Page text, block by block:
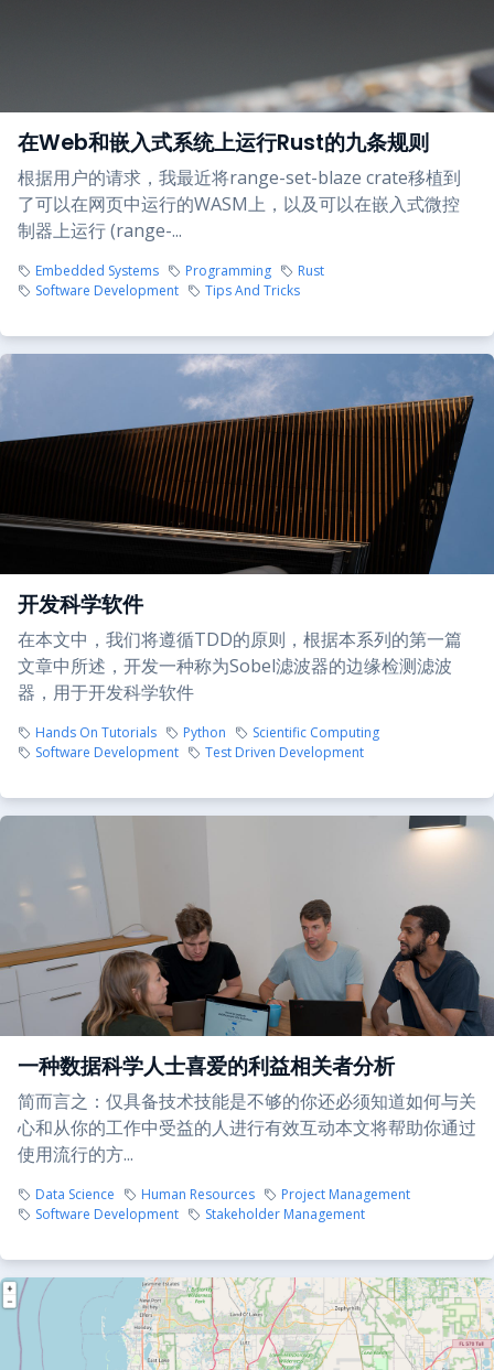
在Web和嵌入式系统上运行Rust的九条规则
根据用户的请求，我最近将range-set-blaze crate移植到
了可以在网页中运行的WASM上，以及可以在嵌入式微控
制器上运行 (range-...
Embedded Systems Programming
Rust
Software Development
Tips And Tricks
开发科学软件
在本文中，我们将遵循TDD的原则，根据本系列的第一篇
文章中所述，开发一种称为Sobel滤波器的边缘检测滤波
器，用于开发科学软件
Hands On Tutorials Python
Scientific Computing
Software Development
Test Driven Development
一种数据科学人士喜爱的利益相关者分析
简而言之：仅具备技术技能是不够的你还必须知道如何与关
心和从你的工作中受益的人进行有效互动本文将帮助你通过
使用流行的方...
Data Science Human Resources
Project Management
Software Development
Stakeholder Management